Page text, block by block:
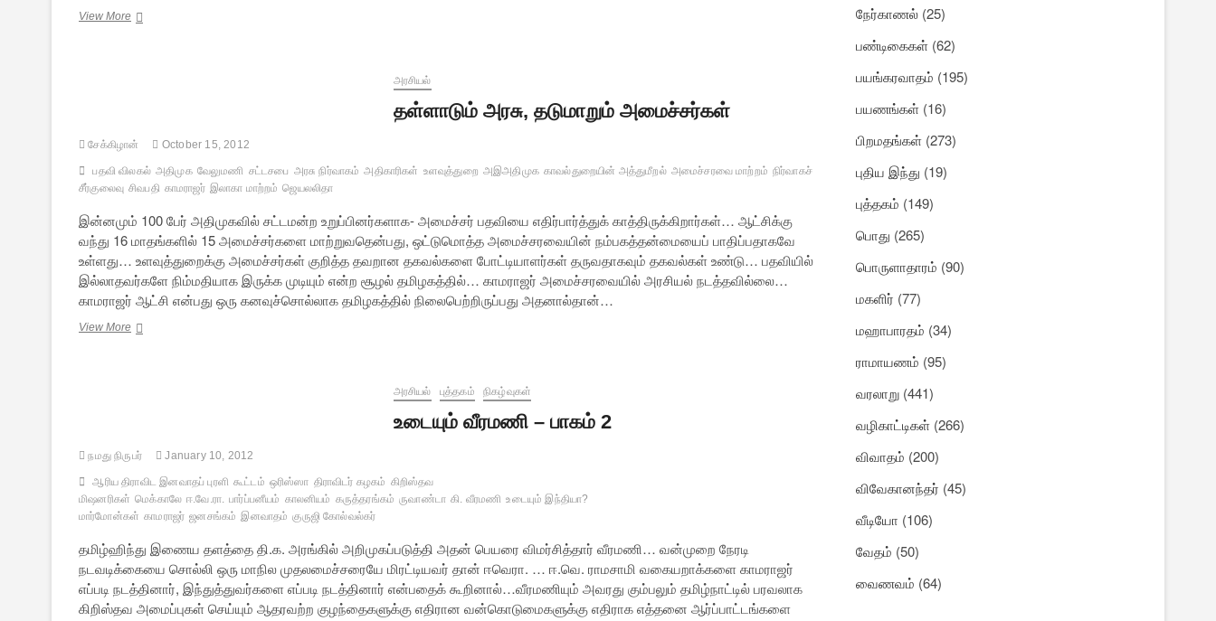
View Moreஜாதி
அரசியல்
தள்ளாடும் அரசு, தடுமாறும் அமைச்சர்கள்
சேக்கிழான் October 15, 2012
பதவி விலகல் அதிமுக வேலுமணி சட்டசபை அரசு நிர்வாகம் அதிகாரிகள் உளவுத்துறை அஇஅதிமுக காவல்துறையின் அத்துமீறல் அமைச்சரவை மாற்றம் நிர்வாகச்
சீர்குலைவு சிவபதி காமராஜர் இலாகா மாற்றம் ஜெயலலிதா
இன்னமும் 100 பேர் அதிமுகவில் சட்டமன்ற உறுப்பினர்களாக- அமைச்சர் பதவியை எதிர்பார்த்துக் காத்திருக்கிறார்கள்… ஆட்சிக்கு
வந்து 16 மாதங்களில் 15 அமைச்சர்களை மாற்றுவதென்பது, ஒட்டுமொத்த அமைச்சரவையின் நம்பகத்தன்மையைப் பாதிப்பதாகவே
உள்ளது… உளவுத்துறைக்கு அமைச்சர்கள் குறித்த தவறான தகவல்களை போட்டியாளர்கள் தருவதாகவும் தகவல்கள் உண்டு… பதவியில்
இல்லாதவர்களே நிம்மதியாக இருக்க முடியும் என்ற சூழல் தமிழகத்தில்… காமராஜர் அமைச்சரவையில் அரசியல் நடத்தவில்லை…
காமராஜர் ஆட்சி என்பது ஒரு கனவுச்சொல்லாக தமிழகத்தில் நிலைபெற்றிருப்பது அதனால்தான்…
View Moreதள்ளாடும்
அரசியல்
புத்தகம் நிகழ்வுகள்
உடையும் வீரமணி – பாகம் 2
நமது நிருபர் January 10, 2012
ஆரிய திராவிட இனவாதப் புரளி கூட்டம் ஒரிஸ்ஸா திராவிடர் கழகம் கிறிஸ்தவ
மிஷனரிகள் மெக்காலே ஈ.வே.ரா. பார்ப்பனீயம் காலனியம் கருத்தரங்கம் ருவாண்டா கி. வீரமணி உடையும் இந்தியா?
மார்மோன்கள் காமராஜர் ஜனசங்கம் இனவாதம் குருஜி கோல்வல்கர்
தமிழ்ஹிந்து இணைய தளத்தை தி.க. அரங்கில் அறிமுகப்படுத்தி அதன் பெயரை விமர்சித்தார் வீரமணி… வன்முறை நேரடி
நடவடிக்கையை சொல்லி ஒரு மாநில முதலமைச்சரையே மிரட்டியவர் தான் ஈவெரா. … ஈ.வெ. ராமசாமி வகையறாக்களை காமராஜர்
எப்படி நடத்தினார், இந்துத்துவர்களை எப்படி நடத்தினார் என்பதைக் கூறினால்…வீரமணியும் அவரது கும்பலும் தமிழ்நாட்டில் பரவலாக
கிறிஸ்தவ அமைப்புகள் செய்யும் ஆதரவற்ற குழந்தைகளுக்கு எதிரான வன்கொடுமைகளுக்கு எதிராக எத்தனை ஆர்ப்பாட்டங்களை
நேர்காணல் (25)
பண்டிகைகள் (62)
பயங்கரவாதம் (195)
பயணங்கள் (16)
பிறமதங்கள் (273)
புதிய இந்து (19)
புத்தகம் (149)
பொது (265)
பொருளாதாரம் (90)
மகளிர் (77)
மஹாபாரதம் (34)
ராமாயணம் (95)
வரலாறு (441)
வழிகாட்டிகள் (266)
விவாதம் (200)
விவேகானந்தர் (45)
வீடியோ (106)
வேதம் (50)
வைணவம் (64)